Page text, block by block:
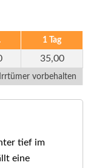
1 Tag
vorbehalten
35,00
tief im
eine